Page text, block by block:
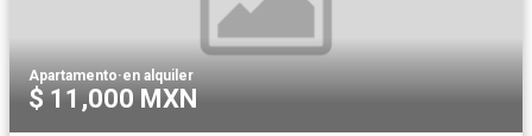
Apartamento·en alquiler
$ 11,000 MXN